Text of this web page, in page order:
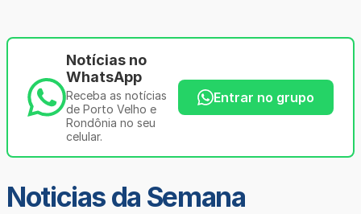
Notícias no
WhatsApp
Receba as notícias
de Porto Velho e
Rondônia no seu
celular.
Entrar no grupo
Noticias da Semana